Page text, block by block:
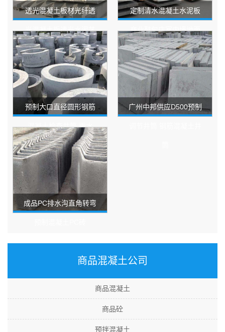
透光混凝土板材光纤透
光混凝土板透光水泥艺
术预制板装饰建筑材料
定制清水混凝土水泥板
商业鞋包店室内墙地面
人造砂岩板水泥预制板
预制大口直径圆形钢筋
混凝土检查井筒 雨水
污水 排水井筒
广州中邦供应D500预制
成品PC排水沟直角转弯
100*300*50龙光地产专
商品混凝土公司
商品混凝土
商品砼
预拌混凝土